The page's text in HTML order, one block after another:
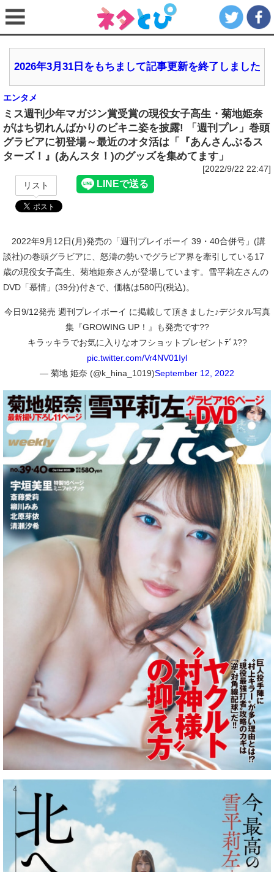
2026年3月31日をもちまして記事更新を終了しました
エンタメ
ミス週刊少年マガジン賞受賞の現役女子高生・菊地姫奈
がはち切れんばかりのビキニ姿を披露! 「週刊プレ」巻頭
グラビアに初登場～最近のオタ活は「『あんさんぶるス
ターズ！』(あんスタ！)のグッズを集めてます」
[2022/9/22 22:47]
リスト
2022年9月12日(月)発売の「週刊プレイボーイ 39・40合併号」(講
談社)の巻頭グラビアに、怒濤の勢いでグラビア界を牽引している17
歳の現役女子高生、菊地姫奈さんが登場しています。雪平莉左さんの
DVD「慕情」(39分)付きで、価格は580円(税込)。
今日9/12発売 週刊プレイボーイ に掲載して頂きました♪デジタル写真
集『GROWING UP！』も発売です??
キラッキラでお気に入りなオフショットプレゼントﾃﾞｽ??
pic.twitter.com/Vr4NV01Iyl
— 菊地 姫奈 (@k_hina_1019)September 12, 2022